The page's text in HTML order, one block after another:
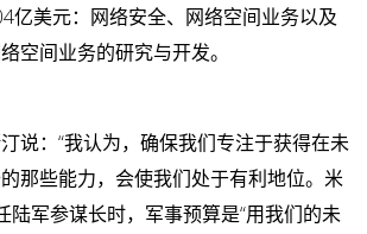
亿美元：网络安全、网络空间业务以及
空间业务的研究与开发。
说：“我认为，确保我们专注于获得在未
那些能力，会使我们处于有利地位。米
陆军参谋长时，军事预算是“用我们的未